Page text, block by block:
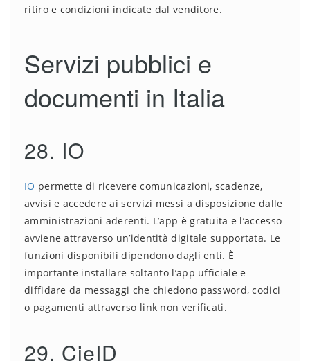
ritiro e condizioni indicate dal venditore.
Servizi pubblici e
documenti in Italia
28. IO
IO permette di ricevere comunicazioni, scadenze,
avvisi e accedere ai servizi messi a disposizione dalle
amministrazioni aderenti. L’app è gratuita e l’accesso
avviene attraverso un’identità digitale supportata. Le
funzioni disponibili dipendono dagli enti. È
importante installare soltanto l’app ufficiale e
diffidare da messaggi che chiedono password, codici
o pagamenti attraverso link non verificati.
29. CieID